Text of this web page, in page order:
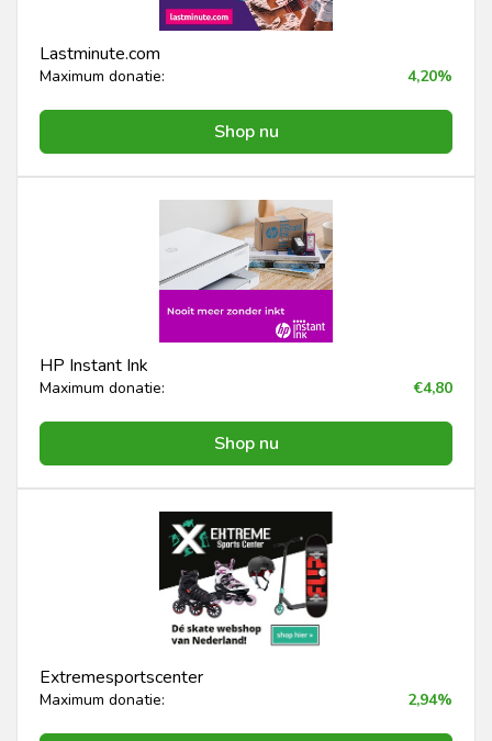
Lastminute.com
Maximum donatie: 4,20%
Shop nu
HP Instant Ink
Maximum donatie: €4,80
Shop nu
Extremesportscenter
Maximum donatie: 2,94%